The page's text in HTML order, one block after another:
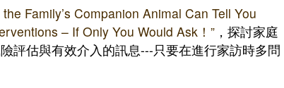
Family’s Companion Animal Can Tell You
– If Only You Would Ask！”，探討家庭
評估與有效介入的訊息---只要在進行家訪時多問